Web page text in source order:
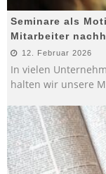
Seminare als
Mitarbeiter
12. Februar 2026
In vielen
halten wir unsere